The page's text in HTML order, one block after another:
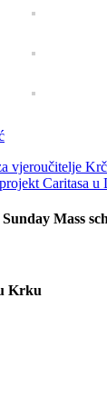
vjeroučitelje
Caritasa u
Mass
Krku